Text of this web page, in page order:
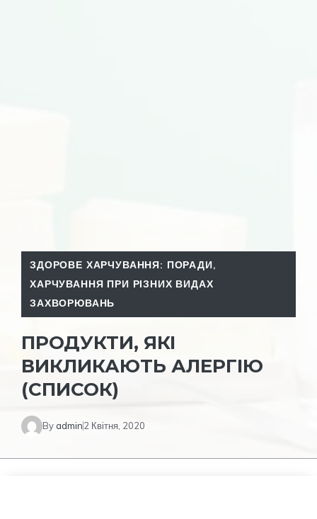
ЗДОРОВЕ ХАРЧУВАННЯ: ПОРАДИ,
ХАРЧУВАННЯ ПРИ РІЗНИХ ВИДАХ
ЗАХВОРЮВАНЬ
ПРОДУКТИ, ЯКІ
ВИКЛИКАЮТЬ АЛЕРГІЮ
(СПИСОК)
By admin2 Квітня, 2020